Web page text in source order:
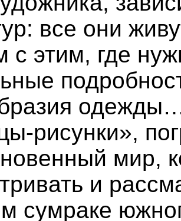
все они
с этим, где
рисунки»,
мир,
и
сумраке